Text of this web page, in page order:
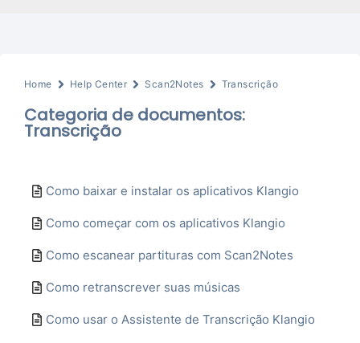
Home Help Center Scan2Notes Transcrição
Categoria de documentos:
Transcrição
Como baixar e instalar os aplicativos Klangio
Como começar com os aplicativos Klangio
Como escanear partituras com Scan2Notes
Como retranscrever suas músicas
Como usar o Assistente de Transcrição Klangio